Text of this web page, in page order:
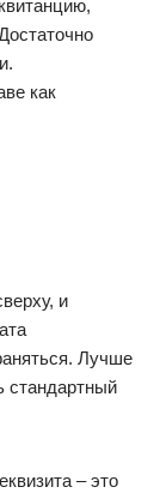
как
и
Лучше
стандартный
– это